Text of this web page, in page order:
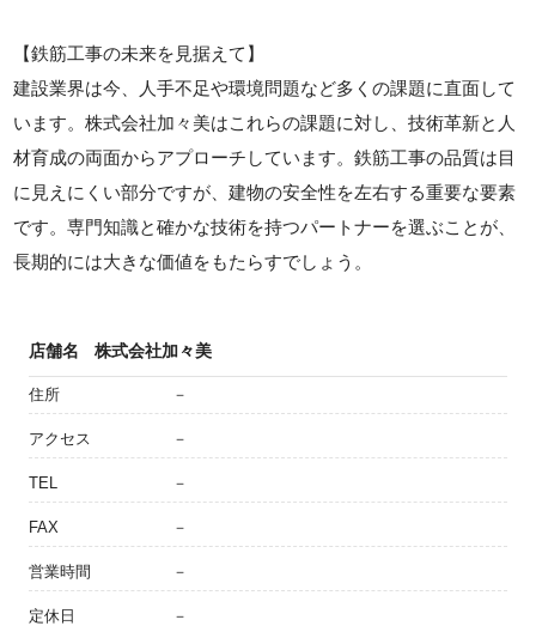
【鉄筋工事の未来を見据えて】
建設業界は今、人手不足や環境問題など多くの課題に直面して
います。株式会社加々美はこれらの課題に対し、技術革新と人
材育成の両面からアプローチしています。鉄筋工事の品質は目
に見えにくい部分ですが、建物の安全性を左右する重要な要素
です。専門知識と確かな技術を持つパートナーを選ぶことが、
長期的には大きな価値をもたらすでしょう。
店舗名 株式会社加々美
住所 －
アクセス －
TEL －
FAX －
営業時間 －
定休日 －